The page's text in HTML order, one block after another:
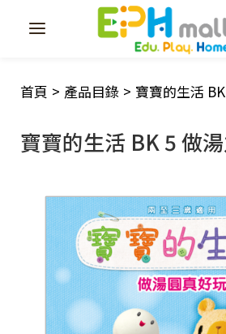
首頁 > 產品目錄 > 寶寶的生活
寶寶的生活 BK 5 做